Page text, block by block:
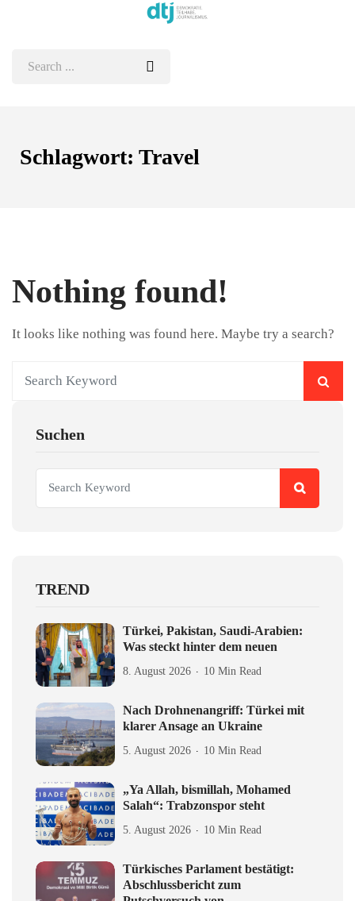
Schlagwort: Travel
Nothing found!
It looks like nothing was found here. Maybe try a search?
Suchen
TREND
Türkei, Pakistan, Saudi-Arabien:
Was steckt hinter dem neuen
8. August 2026 10 Min Read
Nach Drohnenangriff: Türkei mit
klarer Ansage an Ukraine
5. August 2026 10 Min Read
„Ya Allah, bismillah, Mohamed
Salah“: Trabzonspor steht
5. August 2026 10 Min Read
Türkisches Parlament bestätigt:
Abschlussbericht zum